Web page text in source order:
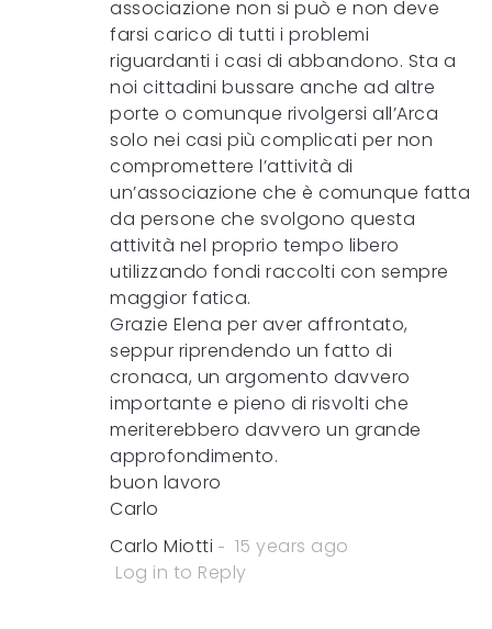
associazione non si può e non deve
farsi carico di tutti i problemi
riguardanti i casi di abbandono. Sta a
noi cittadini bussare anche ad altre
porte o comunque rivolgersi all’Arca
solo nei casi più complicati per non
compromettere l’attività di
un’associazione che è comunque fatta
da persone che svolgono questa
attività nel proprio tempo libero
utilizzando fondi raccolti con sempre
maggior fatica.
Grazie Elena per aver affrontato,
seppur riprendendo un fatto di
cronaca, un argomento davvero
importante e pieno di risvolti che
meriterebbero davvero un grande
approfondimento.
buon lavoro
Carlo
Carlo Miotti
15 years ago
Log in to Reply